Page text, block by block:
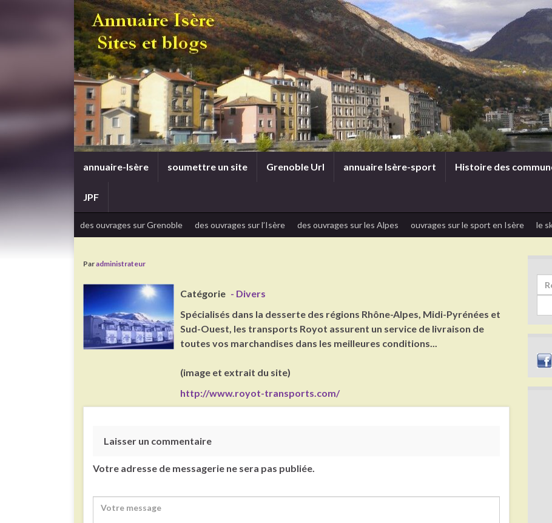
annuaire-Isère soumettre un site Grenoble Url annuaire Isère-sport Histoire des
JPF
des ouvrages sur Grenoble des ouvrages sur l’Isère des ouvrages sur les Alpes ouvrages sur le sport en Isère le
Paradministrateur
Catégorie - Divers
Spécialisés dans la desserte des régions Rhône-Alpes, Midi-Pyrénées et
Sud-Ouest, les transports Royot assurent un service de livraison de
toutes vos marchandises dans les meilleures conditions...
(image et extrait du site)
http://www.royot-transports.com/
Laisser un commentaire
Votre adresse de messagerie ne sera pas publiée.